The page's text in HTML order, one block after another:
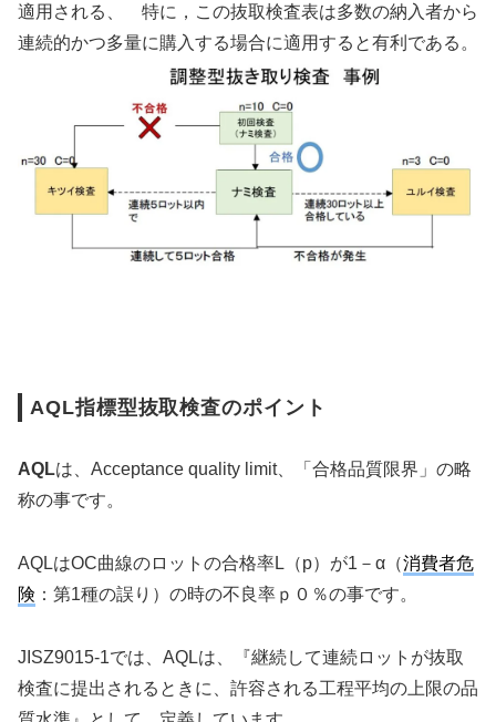
適用される、 特に，この抜取検査表は多数の納入者から
連続的かつ多量に購入する場合に適用すると有利である。
AQL指標型抜取検査のポイント
AQLは、Acceptance quality limit、「合格品質限界」の略
称の事です。
AQLはOC曲線のロットの合格率L（p）が1－α（消費者危
険 ：第1種の誤り）の時の不良率ｐ０％の事です。
JISZ9015-1では、AQLは、『継続して連続ロットが抜取
検査に提出されるときに、許容される工程平均の上限の品